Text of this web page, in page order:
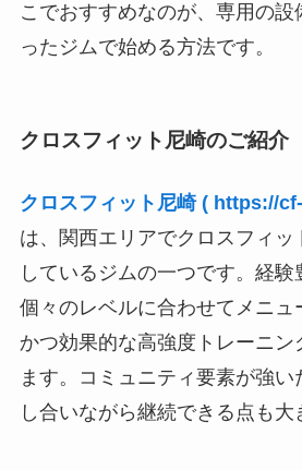
こでおすすめなのが、専用の
ったジムで始める方法です。
クロスフィット尼崎のご紹介
クロスフィット尼崎 ( https://
は、関西エリアでクロスフィッ
しているジムの一つです。経
個々のレベルに合わせてメニュ
かつ効果的な高強度トレーニン
ます。コミュニティ要素が強い
し合いながら継続できる点も大